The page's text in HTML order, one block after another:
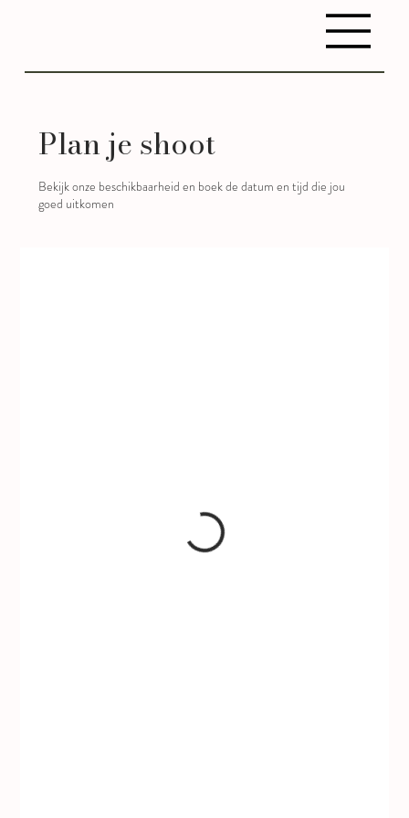
Plan je shoot
Bekijk onze beschikbaarheid en boek de datum en tijd die jou
goed uitkomen